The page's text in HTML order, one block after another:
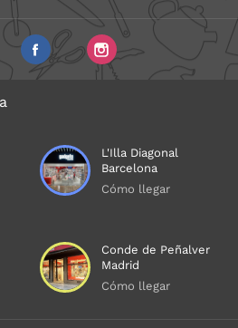
L'Illa Diagonal
Barcelona
Cómo llegar
Conde de Peñalver
Madrid
Cómo llegar